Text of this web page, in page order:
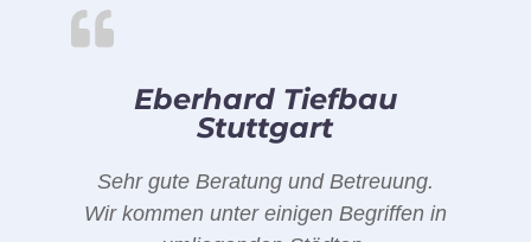
Eberhard Tiefbau
Stuttgart
Sehr gute Beratung und Betreuung.
Wir kommen unter einigen Begriffen in